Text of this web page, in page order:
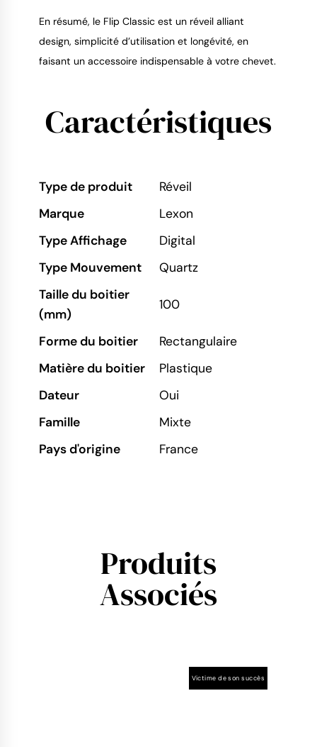
En résumé, le Flip Classic est un réveil alliant
design, simplicité d’utilisation et longévité, en
faisant un accessoire indispensable à votre chevet.
Caractéristiques
Type de produit
Réveil
Marque
Lexon
Type Affichage
Digital
Type Mouvement
Quartz
Taille du boitier
(mm)
100
Forme du boitier
Rectangulaire
Matière du boitier
Plastique
Dateur
Oui
Famille
Mixte
Pays d'origine
France
Produits
Associés
Victime de son succès